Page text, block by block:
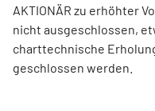
AKTIONÄR zu erhöhter
nicht ausgeschlossen,
charttechnische
geschlossen werden.